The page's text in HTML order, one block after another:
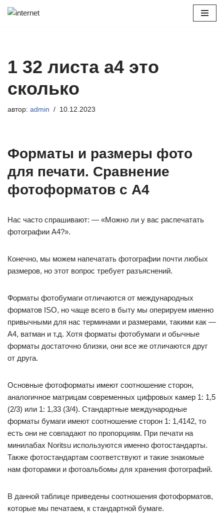
1 32 листа а4 это
сколько
автор: admin 10.12.2023
Форматы и размеры фото
для печати. Сравнение
фотоформатов с А4
Нас часто спрашивают: — «Можно ли у вас распечатать
фотографии А4?».
Конечно, мы можем напечатать фотографии почти любых
размеров, но этот вопрос требует разъяснений.
Форматы фотобумаги отличаются от международных
форматов ISO, но чаще всего в быту мы оперируем именно
привычными для нас терминами и размерами, такими как —
А4, ватман и т.д. Хотя форматы фотобумаги и обычные
форматы достаточно близки, они все же отличаются друг
от друга.
Основные фотоформаты имеют соотношение сторон,
аналогичное матрицам современных цифровых камер 1: 1,5
(2/3) или 1: 1,33 (3/4). Стандартные международные
форматы бумаги имеют соотношение сторон 1: 1,4142, то
есть они не совпадают по пропорциям. При печати на
минилабах Noritsu используются именно фотостандарты.
Также фотостандартам соответствуют и такие знакомые
нам фоторамки и фотоальбомы для хранения фотографий.
В данной таблице приведены соотношения фотоформатов,
которые мы печатаем, к стандартной бумаге.